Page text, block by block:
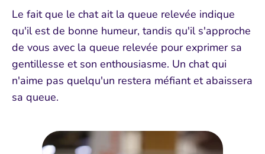
Le fait que le chat ait la queue relevée indique
qu'il est de bonne humeur, tandis qu'il s'approche
de vous avec la queue relevée pour exprimer sa
gentillesse et son enthousiasme. Un chat qui
n'aime pas quelqu'un restera méfiant et abaissera
sa queue.